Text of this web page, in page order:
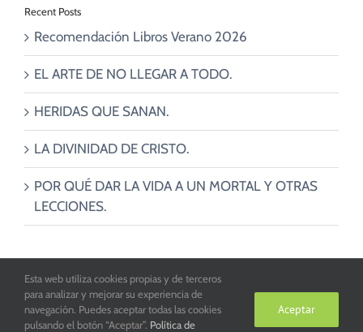
Recent Posts
Recomendación Libros Verano 2026
EL ARTE DE NO LLEGAR A TODO.
HERIDAS QUE SANAN.
LA DIVINIDAD DE CRISTO.
POR QUÉ DAR LA VIDA A UN MORTAL Y OTRAS
LECCIONES.
Parroquia San Juan de la Cruz de Toledo. Copyright 2016
Facebook
X YouTube
Esta web utiliza cookies propias y de terceros
para analizar y mejorar su experiencia de
navegación. Puedes aceptar todas las cookies
pulsando el botón “Aceptar”. Política de
Aceptar